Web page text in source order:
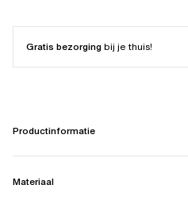
Gratis bezorgingbij je thuis!
Productinformatie
Materiaal